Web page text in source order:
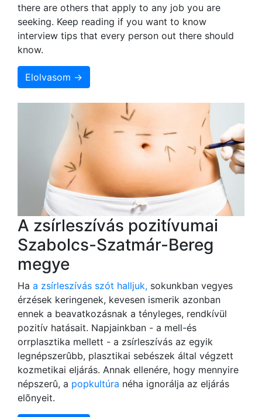
there are others that apply to any job you are
seeking. Keep reading if you want to know
interview tips that every person out there should
know.
Elolvasom →
A zsírleszívás pozitívumai
Szabolcs-Szatmár-Bereg
megye
Ha a zsírleszívás szót halljuk, sokunkban vegyes
érzések keringenek, kevesen ismerik azonban
ennek a beavatkozásnak a tényleges, rendkívül
pozitív hatásait. Napjainkban - a mell-és
orrplasztika mellett - a zsírleszívás az egyik
legnépszerûbb, plasztikai sebészek által végzett
kozmetikai eljárás. Annak ellenére, hogy mennyire
népszerû, a popkultúra néha ignorálja az eljárás
elõnyeit.